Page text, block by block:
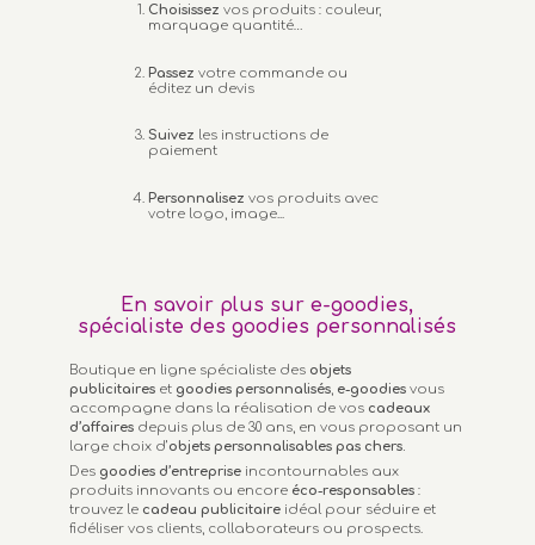
Choisissez vos produits : couleur,
marquage quantité…
Passez votre commande ou
éditez un devis
Suivez les instructions de
paiement
Personnalisez vos produits avec
votre logo, image...
En savoir plus sur e-goodies,
spécialiste des goodies personnalisés
Boutique en ligne spécialiste des objets
publicitaires et goodies personnalisés, e-goodies vous
accompagne dans la réalisation de vos cadeaux
d’affaires depuis plus de 30 ans, en vous proposant un
large choix d’objets personnalisables pas chers.
Des goodies d’entreprise incontournables aux
produits innovants ou encore éco-responsables :
trouvez le cadeau publicitaire idéal pour séduire et
fidéliser vos clients, collaborateurs ou prospects.